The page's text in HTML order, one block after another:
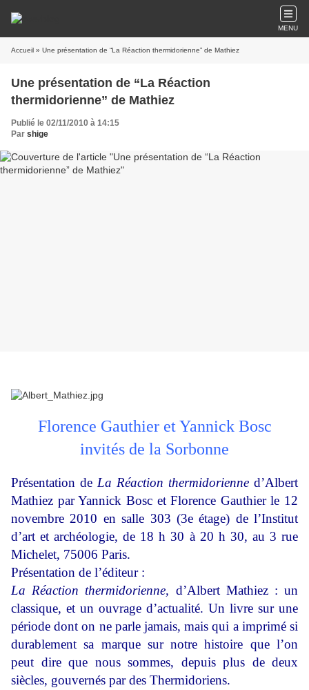
MENU
Accueil » Une présentation de “La Réaction thermidorienne” de Mathiez
Une présentation de “La Réaction
thermidorienne” de Mathiez
Publié le 02/11/2010 à 14:15
Par shige
Florence Gauthier et Yannick Bosc
invités de la Sorbonne
Présentation de La Réaction thermidorienne d’Albert
Mathiez par Yannick Bosc et Florence Gauthier le 12
novembre 2010 en salle 303 (3e étage) de l’Institut
d’art et archéologie, de 18 h 30 à 20 h 30, au 3 rue
Michelet, 75006 Paris.
Présentation de l’éditeur :
La Réaction thermidorienne, d’Albert Mathiez : un
classique, et un ouvrage d’actualité. Un livre sur une
période dont on ne parle jamais, mais qui a imprimé si
durablement sa marque sur notre histoire que l’on
peut dire que nous sommes, depuis plus de deux
siècles, gouvernés par des Thermidoriens.